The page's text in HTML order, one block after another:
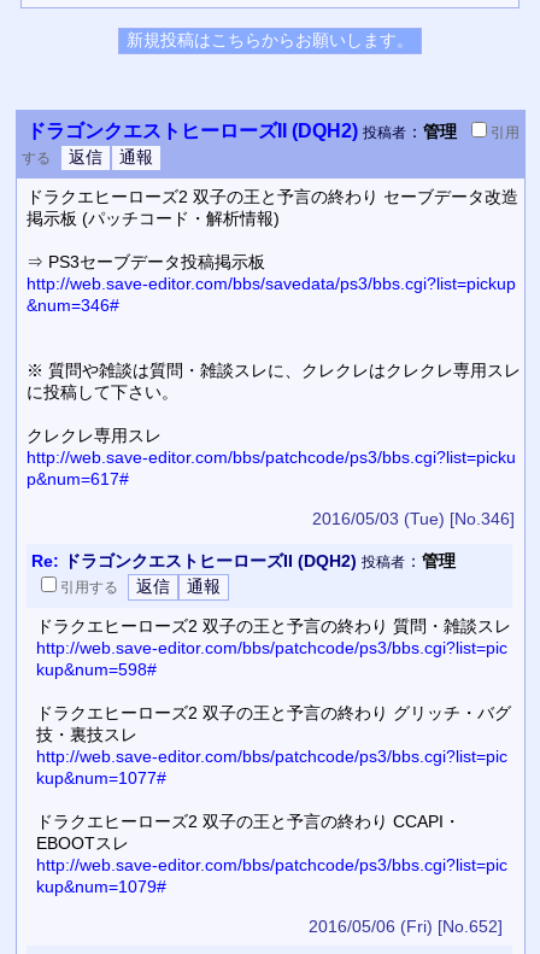
ドラゴンクエストヒーローズII (DQH2) 投稿者： 管理
引用
する
ドラクエヒーローズ2 双子の王と予言の終わり セーブデータ改造
掲示板 (パッチコード・解析情報)
⇒ PS3セーブデータ投稿掲示板
http://web.save-editor.com/bbs/savedata/ps3/bbs.cgi?list=pickup
&num=346#
※ 質問や雑談は質問・雑談スレに、クレクレはクレクレ専用スレ
に投稿して下さい。
クレクレ専用スレ
http://web.save-editor.com/bbs/patchcode/ps3/bbs.cgi?list=picku
p&num=617#
2016/05/03 (Tue) [No.346]
Re: ドラゴンクエストヒーローズII (DQH2) 投稿者： 管理
引用する
ドラクエヒーローズ2 双子の王と予言の終わり 質問・雑談スレ
http://web.save-editor.com/bbs/patchcode/ps3/bbs.cgi?list=pic
kup&num=598#
ドラクエヒーローズ2 双子の王と予言の終わり グリッチ・バグ
技・裏技スレ
http://web.save-editor.com/bbs/patchcode/ps3/bbs.cgi?list=pic
kup&num=1077#
ドラクエヒーローズ2 双子の王と予言の終わり CCAPI・
EBOOTスレ
http://web.save-editor.com/bbs/patchcode/ps3/bbs.cgi?list=pic
kup&num=1079#
2016/05/06 (Fri) [No.652]